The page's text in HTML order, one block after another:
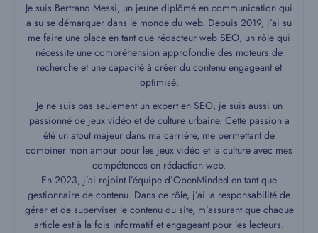
Je suis Bertrand Messi, un jeune diplômé en communication qui
a su se démarquer dans le monde du web. Depuis 2019, j’ai su
me faire une place en tant que rédacteur web SEO, un rôle qui
nécessite une compréhension approfondie des moteurs de
recherche et une capacité à créer du contenu engageant et
optimisé.
Je ne suis pas seulement un expert en SEO, je suis aussi un
passionné de jeux vidéo et de culture urbaine. Cette passion a
été un atout majeur dans ma carrière, me permettant de
combiner mon amour pour les jeux vidéo et la culture avec mes
compétences en rédaction web.
En 2023, j’ai rejoint l’équipe d’OpenMinded en tant que
gestionnaire de contenu. Dans ce rôle, j’ai la responsabilité de
gérer et de superviser le contenu du site, m’assurant que chaque
article est à la fois informatif et engageant pour les lecteurs.